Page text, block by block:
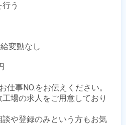
う
変動なし
仕事NO.をお伝えください。
場の求人をご用意しており
や登録のみという方もお気